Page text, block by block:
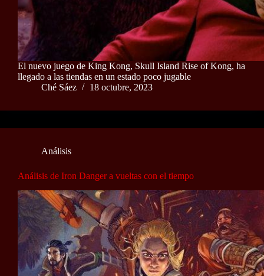
El nuevo juego de King Kong, Skull Island Rise of Kong, ha
llegado a las tiendas en un estado poco jugable
Ché Sáez
18 octubre, 2023
Análisis
Análisis de Iron Danger a vueltas con el tiempo